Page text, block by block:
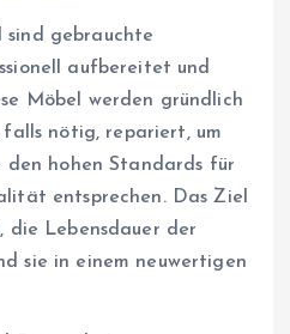
sind gebrauchte
aufbereitet und
Möbel werden gründlich
nötig, repariert, um
den hohen Standards für
entsprechen. Das Ziel
die Lebensdauer der
sie in einem neuwertigen